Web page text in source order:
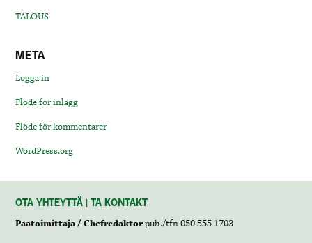
TALOUS
META
Logga in
Flöde för inlägg
Flöde för kommentarer
WordPress.org
OTA YHTEYTTÄ | TA KONTAKT
Päätoimittaja / Chefredaktörpuh./tfn 050 555 1703